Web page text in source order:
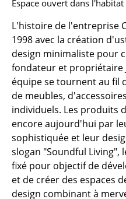
Chaises de conférence
Fauteuils de direction
Pièces détachées
... voir tous les sièges
Tables
Tables de repas
Tables d’appoint
Tables basses
Espace ouvert dans
L'histoire de l'entreprise
1998 avec la création
design minimaliste pour
fondateur et propriétaire
équipe se tournent au fil
de meubles,
individuels. Les produits
encore aujourd'hui par
sophistiquée et leur
slogan "Soundful Living",
fixé pour objectif de
et de créer des espaces
design combinant à